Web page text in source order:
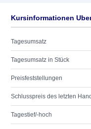
Kursinformationen
Tagesumsatz
Tagesumsatz in Stück
Preisfeststellungen
Schlusspreis des letzten
Tagestief/-hoch